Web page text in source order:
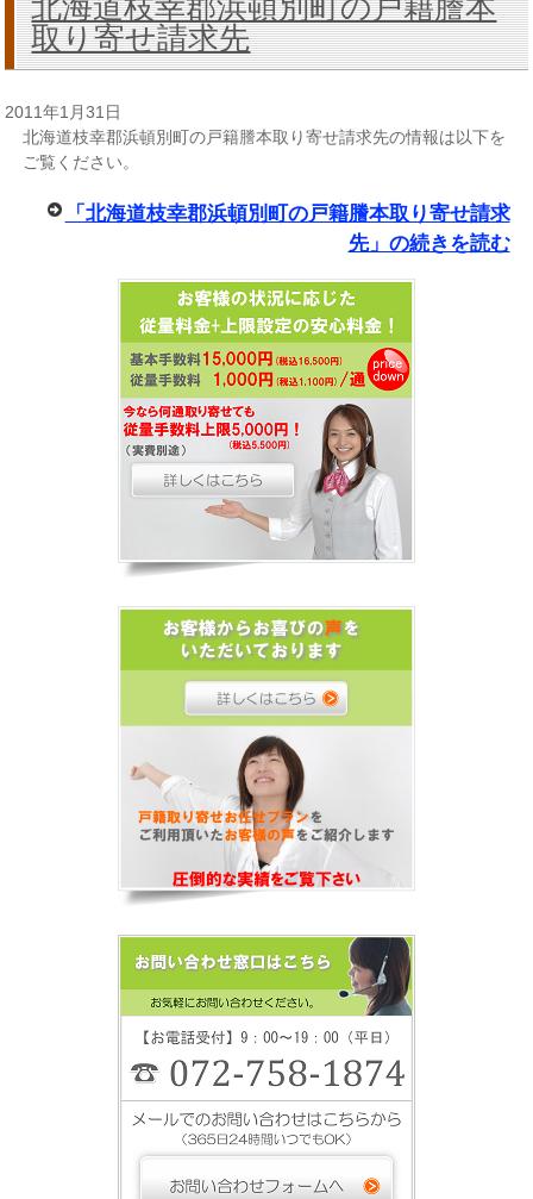
取り寄せ請求先
2011年1月31日
北海道枝幸郡浜頓別町の戸籍謄本取り寄せ請求先の情報は以下を
ご覧ください。
「北海道枝幸郡浜頓別町の戸籍謄本取り寄せ請求
先」の続きを読む